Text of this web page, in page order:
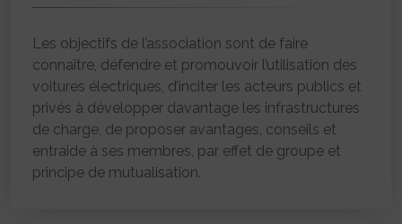
Les objectifs de l’association sont de faire
connaître, défendre et promouvoir l’utilisation des
voitures électriques, d’inciter les acteurs publics et
privés à développer davantage les infrastructures
de charge, de proposer avantages, conseils et
entraide à ses membres, par effet de groupe et
principe de mutualisation.